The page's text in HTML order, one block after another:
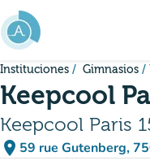
Ir al contenido principal
Instituciones Gimnasios
Keepcool
Keepcool Paris
place 59 rue Gutenberg,